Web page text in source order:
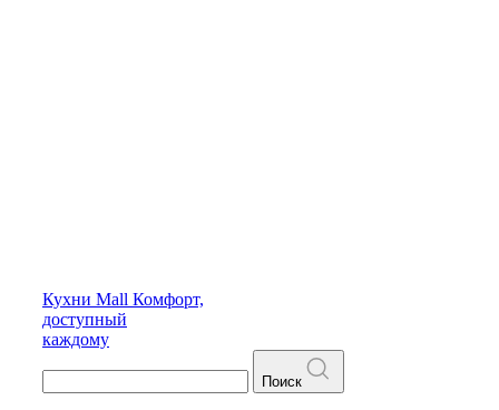
Кухни Mall Комфорт,
доступный
каждому
Поиск